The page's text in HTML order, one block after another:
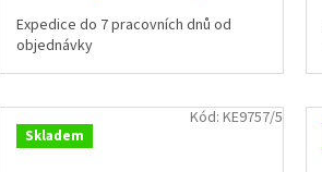
Expedice do 7 pracovních dnů od
objednávky
Skladem
Kód: KE9757/5